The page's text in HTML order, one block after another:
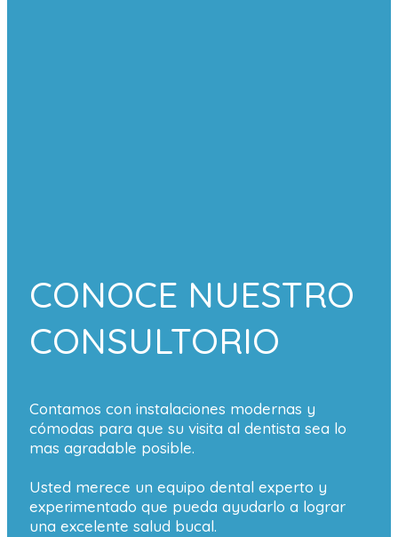
CONOCE NUESTRO
CONSULTORIO
Contamos con instalaciones modernas y
cómodas para que su visita al dentista sea lo
mas agradable posible.
Usted merece un equipo dental experto y
experimentado que pueda ayudarlo a lograr
una excelente salud bucal.